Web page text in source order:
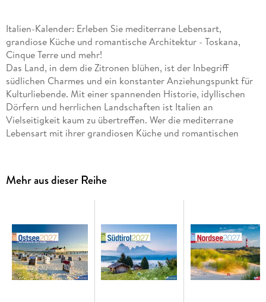
Italien-Kalender: Erleben Sie mediterrane Lebensart,
grandiose Küche und romantische Architektur - Toskana,
Cinque Terre und mehr!
Das Land, in dem die Zitronen blühen, ist der Inbegriff
südlichen Charmes und ein konstanter Anziehungspunkt für
Kulturliebende. Mit einer spannenden Historie, idyllischen
Dörfern und herrlichen Landschaften ist Italien an
Vielseitigkeit kaum zu übertreffen. Wer die mediterrane
Lebensart mit ihrer grandiosen Küche und romantischen
erinnern Sie ein ganzes Jahr daran, dass Italien nur wenige
Autostunden entfernt ist und auf Sie wartet.
Reiselandeswecken Fernweh
Reise-Kalender im
Querformat: 45x33 cm
Hochwertiger Wandkalender mit170 g/qm Papier und
Spiralbindung
Mehr aus dieser Reihe